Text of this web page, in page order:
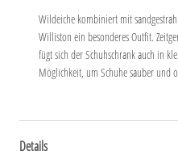
Wildeiche kombiniert mit
Williston ein besonderes Outfit.
fügt sich der Schuhschrank auch in
Möglichkeit, um Schuhe sauber und
Details